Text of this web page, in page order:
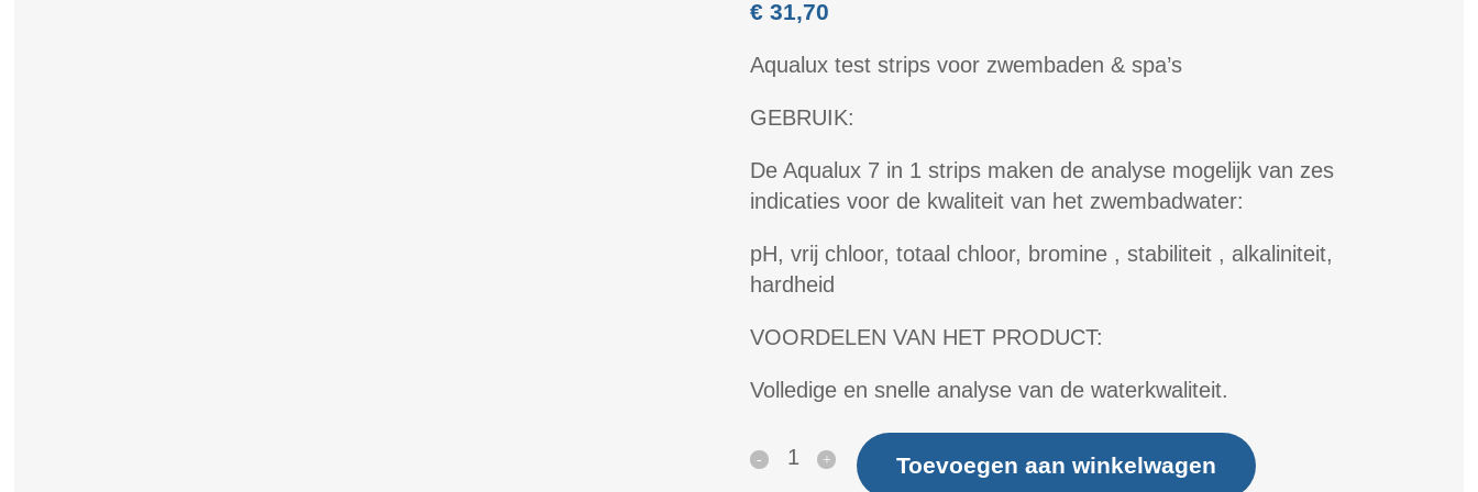
€ 31,70
Aqualux test strips voor zwembaden & spa’s
GEBRUIK:
De Aqualux 7 in 1 strips maken de analyse mogelijk van zes
indicaties voor de kwaliteit van het zwembadwater:
pH, vrij chloor, totaal chloor, bromine , stabiliteit , alkaliniteit,
hardheid
VOORDELEN VAN HET PRODUCT:
Volledige en snelle analyse van de waterkwaliteit.
Aqualux
Toevoegen aan winkelwagen